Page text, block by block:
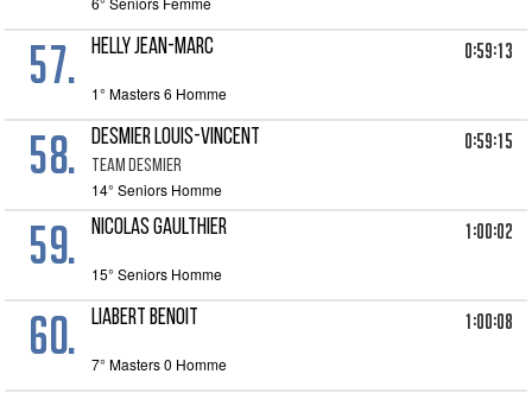
57. HELLY Jean-Marc 0:59:13
1° Masters 6 Homme
58. DESMIER Louis-Vincent
TEAM DESMIER
0:59:15
14° Seniors Homme
59. NICOLAS Gaulthier 1:00:02
15° Seniors Homme
60. LIABERT Benoit 1:00:08
7° Masters 0 Homme